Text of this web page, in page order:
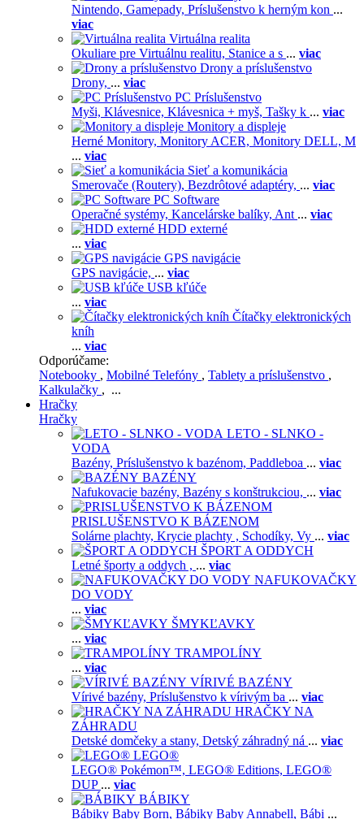
Nintendo, Gamepady, Príslušenstvo k herným kon ...
viac
Virtuálna realita
Okuliare pre Virtuálnu realitu, Stanice a s ... viac
Drony a príslušenstvo
Drony, ... viac
PC Príslušenstvo
Myši, Klávesnice, Klávesnica + myš, Tašky k ... viac
Monitory a displeje
Herné Monitory, Monitory ACER, Monitory DELL, M
... viac
Sieť a komunikácia
Smerovače (Routery), Bezdrôtové adaptéry, ... viac
PC Software
Operačné systémy, Kancelárske balíky, Ant ... viac
HDD externé
... viac
GPS navigácie
GPS navigácie, ... viac
USB kľúče
... viac
Čítačky elektronických
kníh
... viac
Odporúčame:
Notebooky , Mobilné Telefóny , Tablety a príslušenstvo ,
Kalkulačky , ...
Hračky
Hračky
LETO - SLNKO -
VODA
Bazény, Príslušenstvo k bazénom, Paddleboa ... viac
BAZÉNY
Nafukovacie bazény, Bazény s konštrukciou, ... viac
PRISLUŠENSTVO K BÁZENOM
Solárne plachty, Krycie plachty , Schodíky, Vy ... viac
ŠPORT A ODDYCH
Letné športy a oddych , ... viac
NAFUKOVAČKY
DO VODY
... viac
ŠMYKĽAVKY
... viac
TRAMPOLÍNY
... viac
VÍRIVÉ BAZÉNY
Vírivé bazény, Príslušenstvo k vírivým ba ... viac
HRAČKY NA
ZÁHRADU
Detské domčeky a stany, Detský záhradný ná ... viac
LEGO®
LEGO® Pokémon™, LEGO® Editions, LEGO®
DUP ... viac
BÁBIKY
Bábiky Baby Born, Bábiky Baby Annabell, Bábi ...